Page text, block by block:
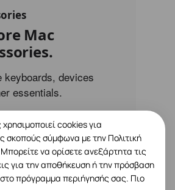
Mac
keyboards, devices
essentials.
cookies για
σκοπούς σύμφωνα με την Πολιτική
να ορίσετε ανεξάρτητα τις
για την αποθήκευση ή την πρόσβαση
πρόγραμμα περιήγησής σας. Πιο